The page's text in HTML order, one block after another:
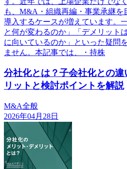
も、M&A・組織再編・事業承継を
導入するケースが増えています。
と何が変わるのか」「デメリット
に向いているのか」といった疑問
ません。本記事では、・持株
分社化とは？子会社化との
リットと検討ポイントを解説
M&A全般
2026年04月28日